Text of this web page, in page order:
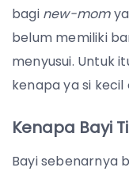
bagi new-mom
belum memiliki
menyusui. Untuk
kenapa ya si
Kenapa Bayi
Bayi sebenarnya